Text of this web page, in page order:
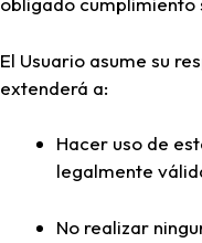
El Usuario asume su
extenderá a:
Hacer uso de
legalmente
No realizar